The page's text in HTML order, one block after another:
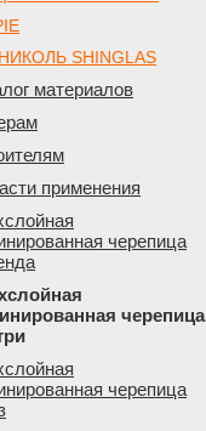
SHINGLAS
материалов
применения
черепица
черепица
черепица